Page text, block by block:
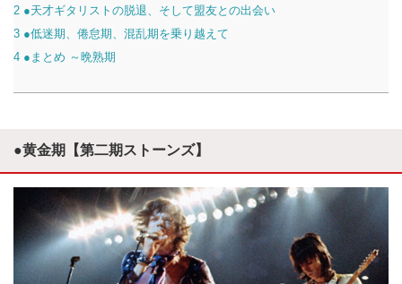
2 ●天才ギタリストの脱退、そして盟友との出会い
3 ●低迷期、倦怠期、混乱期を乗り越えて
4 ●まとめ ～晩熟期
●黄金期【第二期ストーンズ】